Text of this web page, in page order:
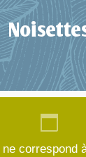
correspond